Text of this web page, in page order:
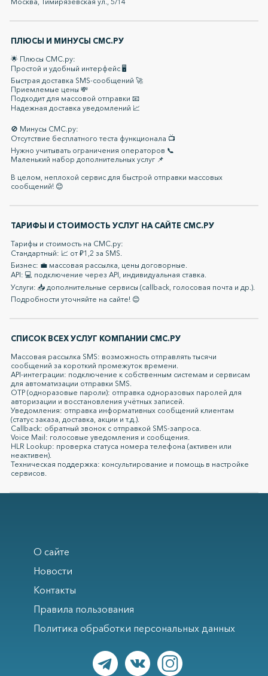
ПЛЮСЫ И МИНУСЫ СМС.РУ
🌟 Плюсы СМС.ру:
Простой и удобный интерфейс 🖥️
Быстрая доставка SMS-сообщений 🚀
Приемлемые цены 💸
Подходит для массовой отправки 📧
Надежная доставка уведомлений 📈
🚫 Минусы СМС.ру:
Отсутствие бесплатного теста функционала 📺
Нужно учитывать ограничения операторов 📞
Маленький набор дополнительных услуг 📌
В целом, неплохой сервис для быстрой отправки массовых
сообщений! 😊
ТАРИФЫ И СТОИМОСТЬ УСЛУГ НА САЙТЕ СМС.РУ
Тарифы и стоимость на СМС.ру:
Стандартный: 📈 от ₽1,2 за SMS.
Бизнес: 💼 массовая рассылка, цены договорные.
API: 💻 подключение через API, индивидуальная ставка.
Услуги: 📥 дополнительные сервисы (callback, голосовая почта и др.).
Подробности уточняйте на сайте! 😊
СПИСОК ВСЕХ УСЛУГ КОМПАНИИ СМС.РУ
Массовая рассылка SMS: возможность отправлять тысячи
сообщений за короткий промежуток времени.
API-интеграции: подключение к собственным системам и сервисам
для автоматизации отправки SMS.
OTP (одноразовые пароли): отправка одноразовых паролей для
авторизации и восстановления учётных записей.
Уведомления: отправка информативных сообщений клиентам
(статус заказа, доставка, акции и т.д.).
Callback: обратный звонок с отправкой SMS-запроса.
Voice Mail: голосовые уведомления и сообщения.
HLR Lookup: проверка статуса номера телефона (активен или
неактивен).
Техническая поддержка: консультирование и помощь в настройке
сервисов.
О сайте
Новости
Контакты
Правила пользования
Политика обработки персональных данных